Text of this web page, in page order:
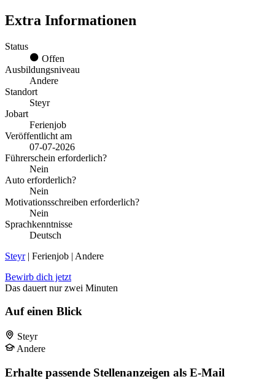
Extra Informationen
Status
Offen
Ausbildungsniveau
Andere
Standort
Steyr
Jobart
Ferienjob
Veröffentlicht am
07-07-2026
Führerschein erforderlich?
Nein
Auto erforderlich?
Nein
Motivationsschreiben erforderlich?
Nein
Sprachkenntnisse
Deutsch
Steyr| Ferienjob | Andere
Bewirb dich jetzt
Das dauert nur zwei Minuten
Auf einen Blick
Steyr
Andere
Erhalte passende Stellenanzeigen als E-Mail